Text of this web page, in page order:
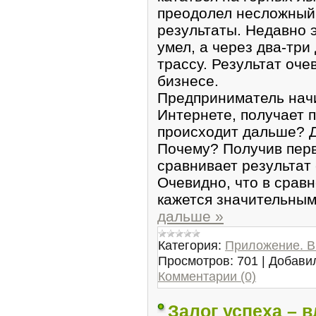
преодолел
результаты. Недавно
умел, а через два-
трассу. Результат
бизнесе.
Предприниматель
Интернете, получает
происходит дальше?
Почему? Получив
сравнивает
Очевидно, что в
кажется
дальше »
Категория: Приложение.
Просмотров: 701 |
Комментарии (0)
Залог успеха –